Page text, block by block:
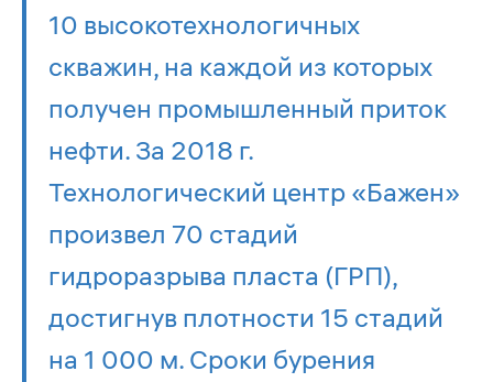
10 высокотехнологичных
скважин, на каждой из которых
получен промышленный приток
нефти. За 2018 г.
Технологический центр «Бажен»
произвел 70 стадий
гидроразрыва пласта (ГРП),
достигнув плотности 15 стадий
на 1 000 м. Сроки бурения